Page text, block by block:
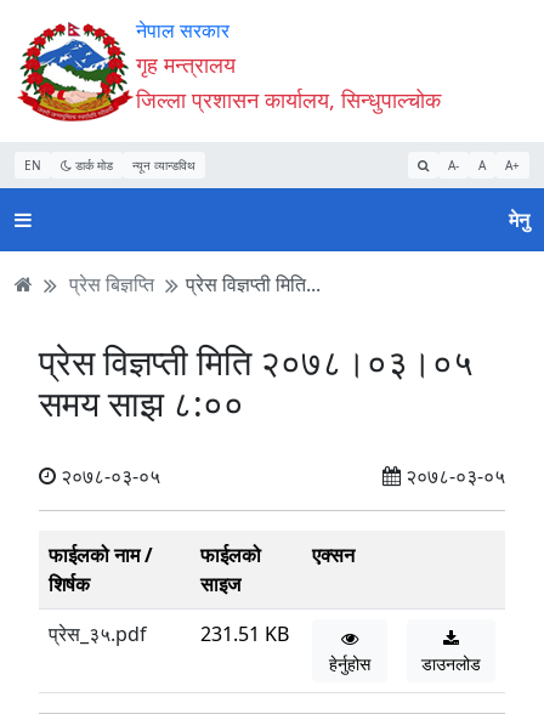
Accessibility
Mode
सुरु
गर्नुहोस्
सामाग्री
पढ्नुहाेस्
नेभिगेसन
पढ्नुहाेस्
वेबसाइट
खोजमा
जानुहोस्
नेपाल सरकार
गृह मन्त्रालय
जिल्ला प्रशासन कार्यालय, सिन्धुपाल्चोक
EN डार्क मोड न्यून व्यान्डविथ A- A A+
मेनु
प्रेस बिज्ञप्ति प्रेस विज्ञप्ती मिति...
प्रेस विज्ञप्ती मिति २०७८।०३।०५
समय साझ ८:००
२०७८-०३-०५ २०७८-०३-०५
फाईलको नाम /
शिर्षक
फाईलको
साइज
एक्सन
प्रेस_३५.pdf 231.51 KB
हेर्नुहोस डाउनलोड